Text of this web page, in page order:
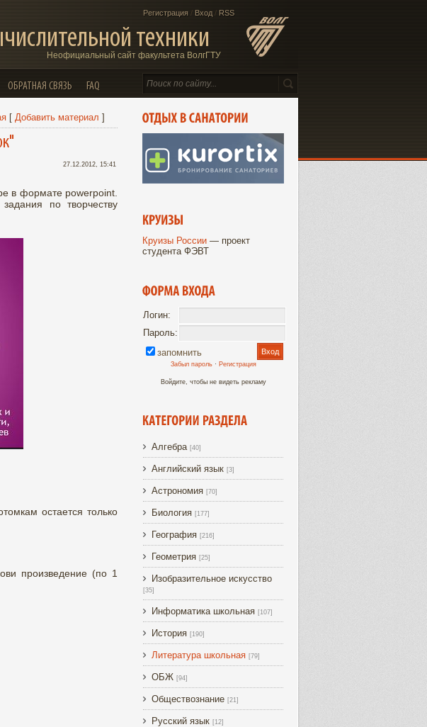
Регистрация / Вход / RSS
техники
Неофициальный сайт факультета ВолгГТУ
ОБРАТНАЯ СВЯЗЬ FAQ
[ Добавить материал ]
27.12.2012, 15:41
в формате powerpoint.
по творчеству
остается только
произведение (по 1
Круизы России — проект
студента ФЭВТ
Логин:
Пароль:
запомнить
Забыл пароль· Регистрация
Войдите, чтобы не видеть рекламу
Алгебра [40]
Английский язык [3]
Астрономия [70]
Биология [177]
География [216]
Геометрия [25]
Изобразительное искусство
[35]
Информатика школьная [107]
История [190]
Литература школьная [79]
ОБЖ [94]
Обществознание [21]
Русский язык [12]